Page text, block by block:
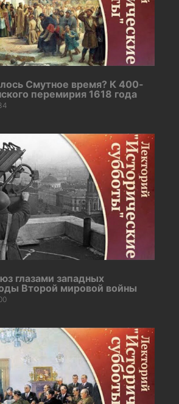
Смутное время? К 400-
перемирия 1618 года
глазами западных
Второй мировой войны